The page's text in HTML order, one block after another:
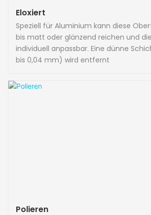
Eloxiert
Speziell für Aluminium kann diese
bis matt oder glänzend reichen und
individuell anpassbar. Eine dünne
bis 0,04 mm) wird entfernt
Polieren